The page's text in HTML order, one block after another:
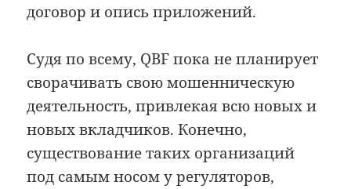
договор и опись приложений.
Судя по всему, QBF пока не планирует
сворачивать свою мошенническую
деятельность, привлекая всю новых и
новых вкладчиков. Конечно,
существование таких организаций
под самым носом у регуляторов,